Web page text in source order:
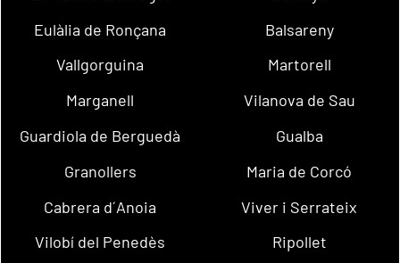
Eulàlia de Ronçana
Balsareny
Vallgorguina
Martorell
Marganell
Vilanova de Sau
Guardiola de Berguedà
Gualba
Granollers
Maria de Corcó
Cabrera d´Anoia
Viver i Serrateix
Vilobí del Penedès
Ripollet